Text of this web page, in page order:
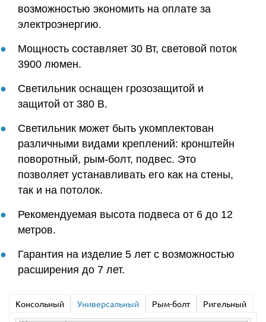
возможностью экономить на оплате за
электроэнергию.
Мощность составляет 30 Вт, световой поток
3900 люмен.
Светильник оснащен грозозащитой и
защитой от 380 В.
Светильник может быть укомплектован
различными видами креплений: кронштейн
поворотный, рым-болт, подвес. Это
позволяет устанавливать его как на стены,
так и на потолок.
Рекомендуемая высота подвеса от 6 до 12
метров.
Гарантия на изделие 5 лет с возможностью
расширения до 7 лет.
Консольный Универсальный Рым-болт Ригельный